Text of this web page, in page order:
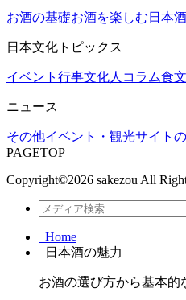
お酒の基礎お酒を楽しむ 日本
日本文化トピックス
イベント行事文化人コラム食
ニュース
その他イベント・観光サイト
PAGETOP
Copyright©2026 sakezou All
Home
日本酒の魅力
お酒の選び方から基本的